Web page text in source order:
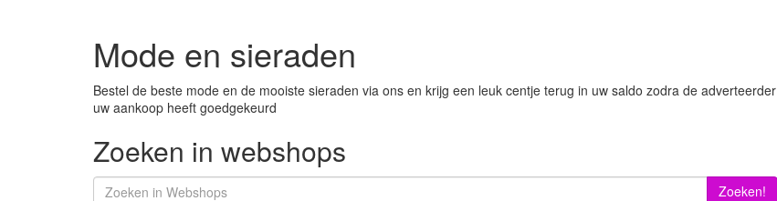
Mode en sieraden
Bestel de beste mode en de mooiste sieraden via ons en krijg een leuk centje terug in uw saldo zodra de adverteerder
uw aankoop heeft goedgekeurd
Zoeken in webshops
Zoeken!